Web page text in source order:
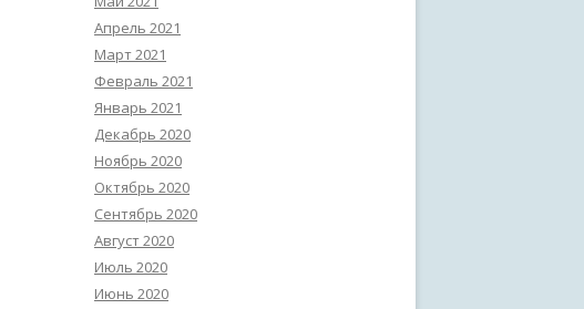
Апрель 2021
Март 2021
Февраль 2021
Январь 2021
Декабрь 2020
Ноябрь 2020
Октябрь 2020
Сентябрь 2020
Август 2020
Июль 2020
Июнь 2020